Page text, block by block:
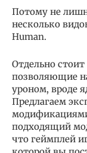
Потому не
несколько
Human.
Отдельно
позволяющие
уроном, вроде
Предлагаем
подходящий
что геймплей